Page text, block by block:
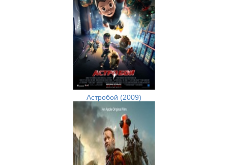
Астробой (2009)